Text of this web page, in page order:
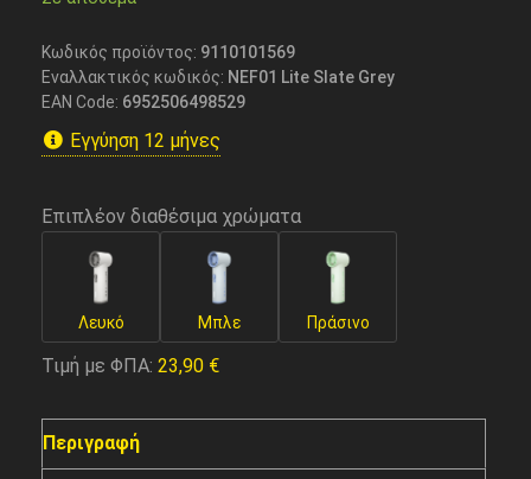
Κωδικός προϊόντος: 9110101569
Εναλλακτικός κωδικός: NEF01 Lite Slate Grey
EAN Code: 6952506498529
Εγγύηση 12 μήνες
Επιπλέον διαθέσιμα χρώματα
Λευκό Μπλε Πράσινο
Τιμή με ΦΠΑ: 23,90 €
Περιγραφή